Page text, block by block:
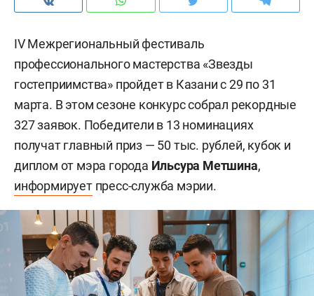
IV Межрегиональный фестиваль
профессионального мастерства «Звезды
гостеприимства» пройдет в Казани с 29 по 31
марта. В этом сезоне конкурс собрал рекордные
327 заявок. Победители в 13 номинациях
получат главный приз — 50 тыс. рублей, кубок и
диплом от мэра города Ильсура Метшина,
информируетпресс-служба мэрии.